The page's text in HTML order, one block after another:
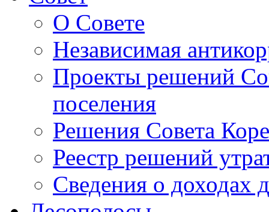
О Совете
Независимая
Проекты решений
поселения
Решения Совета
Реестр решений
Сведения о доходах